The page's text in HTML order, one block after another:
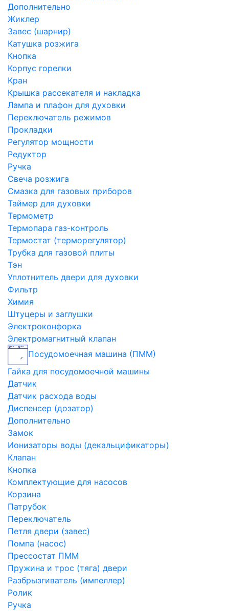
Дополнительно
Жиклер
Завес (шарнир)
Катушка розжига
Кнопка
Корпус горелки
Кран
Крышка рассекателя и накладка
Лампа и плафон для духовки
Переключатель режимов
Прокладки
Регулятор мощности
Редуктор
Ручка
Свеча розжига
Смазка для газовых приборов
Таймер для духовки
Термометр
Термопара газ-контроль
Термостат (терморегулятор)
Трубка для газовой плиты
Тэн
Уплотнитель двери для духовки
Фильтр
Химия
Штуцеры и заглушки
Электроконфорка
Электромагнитный клапан
Посудомоечная машина (ПММ)
Гайка для посудомоечной машины
Датчик
Датчик расхода воды
Диспенсер (дозатор)
Дополнительно
Замок
Ионизаторы воды (декальцификаторы)
Клапан
Кнопка
Комплектующие для насосов
Корзина
Патрубок
Переключатель
Петля двери (завес)
Помпа (насос)
Преcсостат ПММ
Пружина и трос (тяга) двери
Разбрызгиватель (импеллер)
Ролик
Ручка